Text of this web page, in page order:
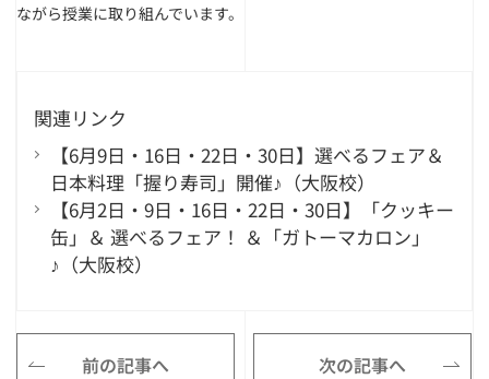
ながら授業に取り組んでいます。
関連リンク
【6月9日・16日・22日・30日】選べるフェア＆
日本料理「握り寿司」開催♪（大阪校）
【6月2日・9日・16日・22日・30日】「クッキー
缶」＆ 選べるフェア！ ＆「ガトーマカロン」
♪（大阪校）
前の記事へ 次の記事へ